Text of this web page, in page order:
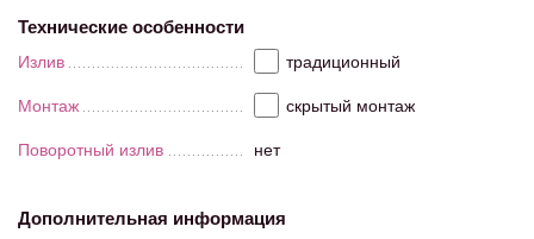
Технические особенности
Излив традиционный
Монтаж скрытый монтаж
Поворотный излив нет
Дополнительная информация